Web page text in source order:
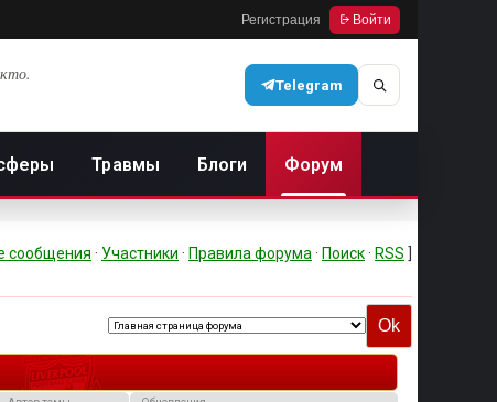
Регистрация Войти
Telegram
Травмы Блоги Форум
сообщения · Участники · Правила форума · Поиск · RSS